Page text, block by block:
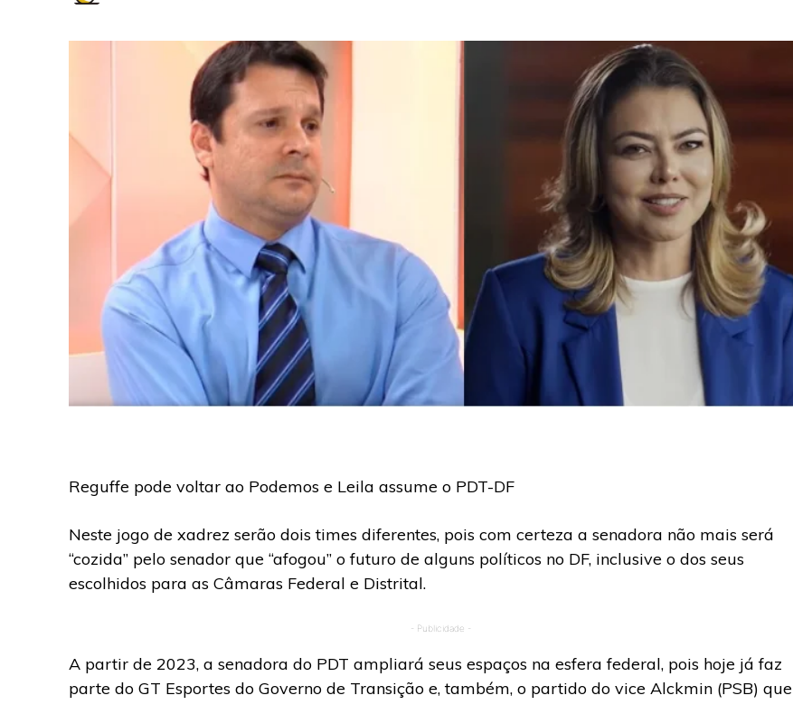
Reguffe pode voltar ao Podemos e Leila assume o PDT-DF
Neste jogo de xadrez serão dois times diferentes, pois com certeza a senadora não mais será
“cozida” pelo senador que “afogou” o futuro de alguns políticos no DF, inclusive o dos seus
escolhidos para as Câmaras Federal e Distrital.
- Publicidade -
A partir de 2023, a senadora do PDT ampliará seus espaços na esfera federal, pois hoje já faz
parte do GT Esportes do Governo de Transição e, também, o partido do vice Alckmin (PSB) que